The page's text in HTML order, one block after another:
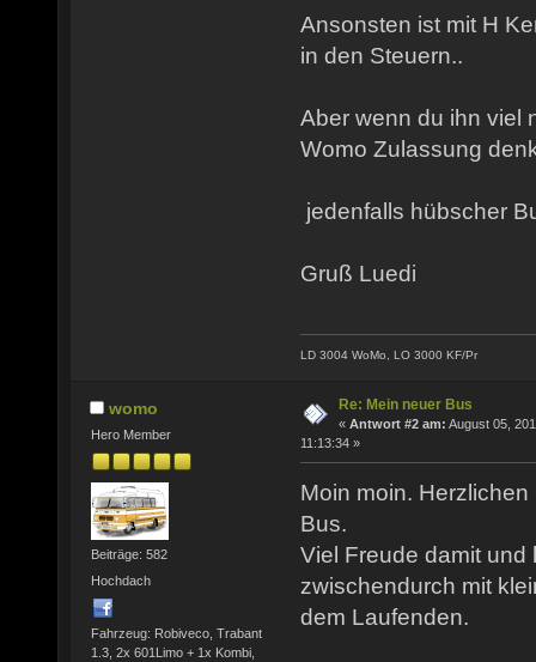
Ansonsten ist mit H
in den Steuern..
Aber wenn du ihn viel
Womo Zulassung
jedenfalls hübscher
Gruß Luedi
LD 3004 WoMo, LO 3000 KF/Pr
womo
Hero Member
Beiträge: 582
Hochdach
Fahrzeug: Robiveco, Trabant
1.3, 2x 601Limo + 1x Kombi,
Re: Mein neuer Bus
« Antwort #2 am: August 05,
11:13:34 »
Moin moin.
Bus.
Viel Freude damit und
zwischendurch mit
dem Laufenden.